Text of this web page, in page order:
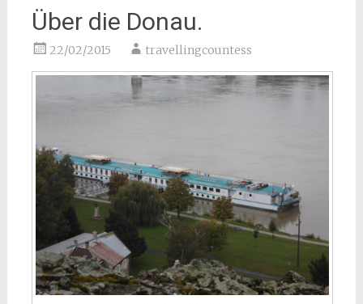
Über die Donau.
22/02/2015 travellingcountess